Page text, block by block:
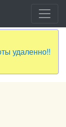
удаленно!!